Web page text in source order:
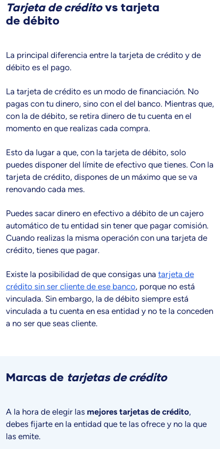
Tarjeta de créditovs tarjeta
de débito
La principal diferencia entre la tarjeta de crédito y de
débito es el pago.
La tarjeta de crédito es un modo de financiación. No
pagas con tu dinero, sino con el del banco. Mientras que,
con la de débito, se retira dinero de tu cuenta en el
momento en que realizas cada compra.
Esto da lugar a que, con la tarjeta de débito, solo
puedes disponer del límite de efectivo que tienes. Con la
tarjeta de crédito, dispones de un máximo que se va
renovando cada mes.
Puedes sacar dinero en efectivo a débito de un cajero
automático de tu entidad sin tener que pagar comisión.
Cuando realizas la misma operación con una tarjeta de
crédito, tienes que pagar.
Existe la posibilidad de que consigas una tarjeta de
crédito sin ser cliente de ese banco, porque no está
vinculada. Sin embargo, la de débito siempre está
vinculada a tu cuenta en esa entidad y no te la conceden
a no ser que seas cliente.
Marcas de tarjetas de crédito
A la hora de elegir las mejores tarjetas de crédito,
debes fijarte en la entidad que te las ofrece y no la que
las emite.